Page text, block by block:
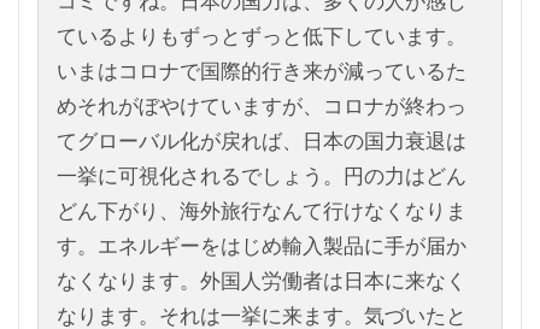
ているよりもずっとずっと低下しています。
いまはコロナで国際的行き来が減っているた
めそれがぼやけていますが、コロナが終わっ
てグローバル化が戻れば、日本の国力衰退は
一挙に可視化されるでしょう。円の力はどん
どん下がり、海外旅行なんて行けなくなりま
す。エネルギーをはじめ輸入製品に手が届か
なくなります。外国人労働者は日本に来なく
なります。それは一挙に来ます。気づいたと